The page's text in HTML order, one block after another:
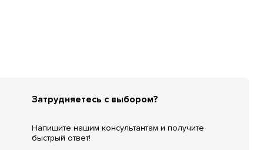
Затрудняетесь с выбором?
Напишите нашим консультантам и получите
быстрый ответ!